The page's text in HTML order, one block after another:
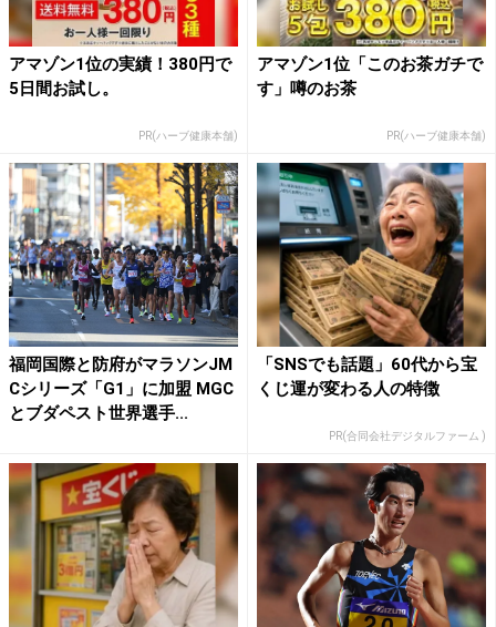
アマゾン1位の実績！380円で
5日間お試し。
PR(ハーブ健康本舗)
アマゾン1位「このお茶ガチで
す」噂のお茶
PR(ハーブ健康本舗)
福岡国際と防府がマラソンJM
Cシリーズ「G1」に加盟 MGC
とブダペスト世界選手...
「SNSでも話題」60代から宝
くじ運が変わる人の特徴
PR(合同会社デジタルファーム )